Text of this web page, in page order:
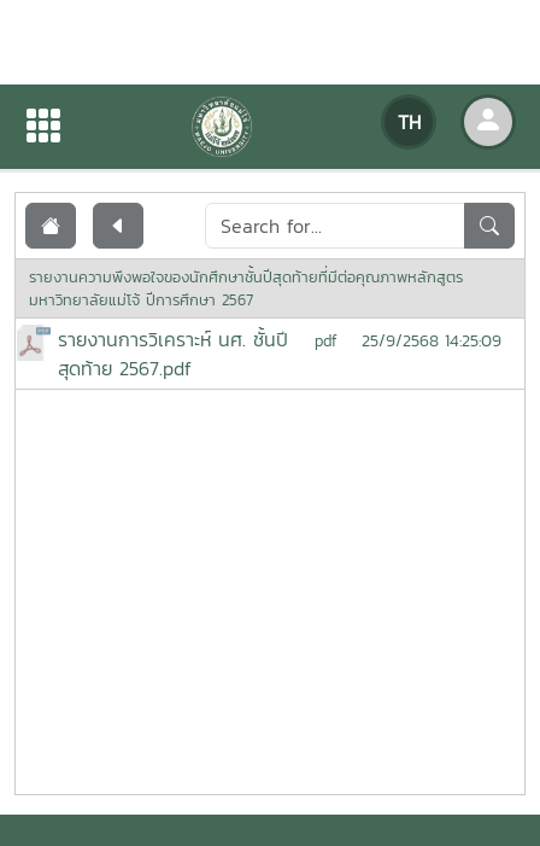
TH
เอกสารเผยแพร่
รายงานความพึงพอใจของนักศึกษาชั้นปีสุดท้ายที่มีต่อคุณภาพหลักสูตร
มหาวิทยาลัยแม่โจ้ ปีการศึกษา 2567
รายงานการวิเคราะห์ นศ. ชั้นปี
สุดท้าย 2567.pdf
pdf 25/9/2568 14:25:09